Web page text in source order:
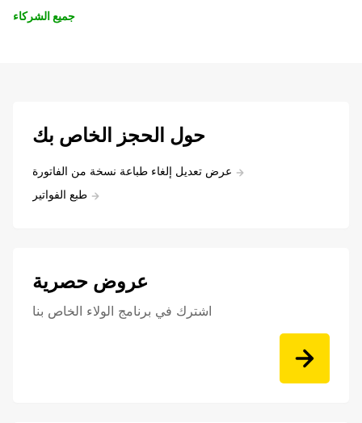
جميع الشركاء
حول الحجز الخاص بك
عرض تعديل إلغاء طباعة نسخة من الفاتورة
طبع الفواتير
عروض حصرية
اشترك في برنامج الولاء الخاص بنا